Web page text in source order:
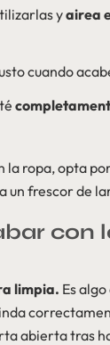
yairea
cuando
la ropa, opta
un frescor de
con
limpia. Es
abierta tras